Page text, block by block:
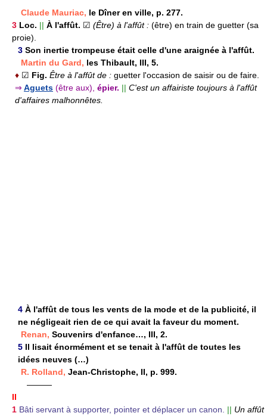
Claude Mauriac, le Dîner en ville, p. 277.
3 Loc. || À l'affût. ☑ (Être) à l'affût : (être) en train de guetter (sa
proie).
3 Son inertie trompeuse était celle d'une araignée à l'affût.
Martin du Gard, les Thibault, III, 5.
♦ ☑ Fig. Être à l'affût de : guetter l'occasion de saisir ou de faire.
⇒ Aguets (être aux), épier. || C'est un affairiste toujours à l'affût
d'affaires malhonnêtes.
4 À l'affût de tous les vents de la mode et de la publicité, il
ne négligeait rien de ce qui avait la faveur du moment.
Renan, Souvenirs d'enfance…, III, 2.
5 Il lisait énormément et se tenait à l'affût de toutes les
idées neuves (…)
R. Rolland, Jean-Christophe, II, p. 999.
———
II
1 Bâti servant à supporter, pointer et déplacer un canon. || Un affût